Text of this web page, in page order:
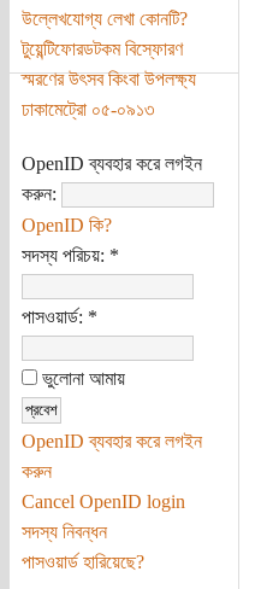
উল্লেখযোগ্য লেখা কোনটি?
টুয়েন্টিফোরডটকম বিস্ফোরণ
স্মরণের উৎসব কিংবা উপলক্ষ্য
ঢাকামেট্রো ০৫-০৯১৩
OpenID ব্যবহার করে লগইন
করুন:
OpenID কি?
সদস্য পরিচয়: *
পাসওয়ার্ড: *
ভুলোনা আমায়
OpenID ব্যবহার করে লগইন
করুন
Cancel OpenID login
সদস্য নিবন্ধন
পাসওয়ার্ড হারিয়েছে?